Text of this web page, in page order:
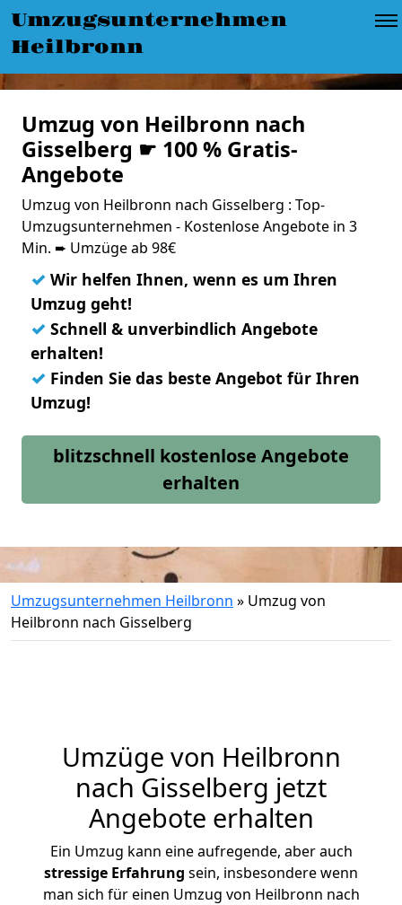
Umzugsunternehmen
Heilbronn
Umzug von Heilbronn nach
Gisselberg ☛ 100 % Gratis-
Angebote
Umzug von Heilbronn nach Gisselberg : Top-
Umzugsunternehmen - Kostenlose Angebote in 3
Min. ➨ Umzüge ab 98€
✓ Wir helfen Ihnen, wenn es um Ihren
Umzug geht!
✓ Schnell & unverbindlich Angebote
erhalten!
✓ Finden Sie das beste Angebot für Ihren
Umzug!
blitzschnell kostenlose Angebote
erhalten
Umzugsunternehmen Heilbronn » Umzug von
Heilbronn nach Gisselberg
Umzüge von Heilbronn
nach Gisselberg jetzt
Angebote erhalten
Ein Umzug kann eine aufregende, aber auch
stressige Erfahrung sein, insbesondere wenn
man sich für einen Umzug von Heilbronn nach